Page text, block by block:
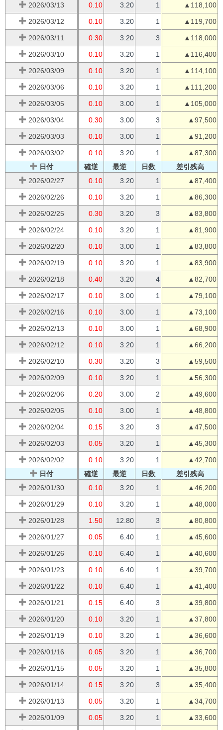
2026/03/13 0.10 3.20 1 ▲118,100
2026/03/12 0.10 3.20 1 ▲119,700
2026/03/11 0.30 3.20 3 ▲118,000
2026/03/10 0.10 3.20 1 ▲116,400
2026/03/09 0.10 3.20 1 ▲114,100
2026/03/06 0.10 3.20 1 ▲111,200
2026/03/05 0.10 3.00 1 ▲105,000
2026/03/04 0.30 3.00 3 ▲97,500
2026/03/03 0.10 3.00 1 ▲91,200
2026/03/02 0.10 3.20 1
▲87,300
日付
確逆 最逆 日数
差引残高
2026/02/27
0.10 3.20 1 ▲87,400
2026/02/26 0.10 3.20 1 ▲86,300
2026/02/25 0.30 3.20 3 ▲83,800
2026/02/24 0.10 3.20 1 ▲81,900
2026/02/20 0.10 3.00 1 ▲83,800
2026/02/19 0.10 3.20 1 ▲83,900
2026/02/18 0.40 3.20 4 ▲82,700
2026/02/17 0.10 3.00 1 ▲79,100
2026/02/16 0.10 3.00 1 ▲73,100
2026/02/13 0.10 3.00 1 ▲68,900
2026/02/12 0.10 3.20 1 ▲66,200
2026/02/10 0.30 3.20 3 ▲59,500
2026/02/09 0.10 3.20 1 ▲56,300
2026/02/06 0.20 3.00 2 ▲49,600
2026/02/05 0.10 3.00 1 ▲48,800
2026/02/04 0.15 3.20 3 ▲47,500
2026/02/03 0.05 3.20 1 ▲45,300
2026/02/02 0.10 3.20 1
▲42,700
日付
確逆 最逆 日数
差引残高
2026/01/30
0.10 3.20 1 ▲46,200
2026/01/29 0.10 3.20 1 ▲48,000
2026/01/28 1.50 12.80 3 ▲80,800
2026/01/27 0.05 6.40 1 ▲45,600
2026/01/26 0.10 6.40 1 ▲40,600
2026/01/23 0.10 6.40 1 ▲39,700
2026/01/22 0.10 6.40 1 ▲41,400
2026/01/21 0.15 6.40 3 ▲39,800
2026/01/20 0.10 3.20 1 ▲37,800
2026/01/19 0.10 3.20 1 ▲36,600
2026/01/16 0.05 3.20 1 ▲36,700
2026/01/15 0.05 3.20 1 ▲35,800
2026/01/14 0.15 3.20 3 ▲35,400
2026/01/13 0.05 3.20 1 ▲34,700
2026/01/09 0.05 3.20 1 ▲33,600